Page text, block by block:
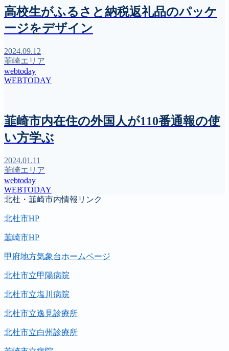
高校生がふるさと納税返礼品のパッケ
ージをデザイン
2024.09.12
韮崎エリア
webtoday
WEBTODAY
韮崎市内在住の外国人が110番通報の使
い方学ぶ
2024.01.11
韮崎エリア
webtoday
WEBTODAY
北杜・韮崎市内情報リンク
北杜市HP
韮崎市HP
甲府地方気象台ホームページ
北杜市立甲陽病院
北杜市立塩川病院
北杜市立逸見診療所
北杜市立白州診療所